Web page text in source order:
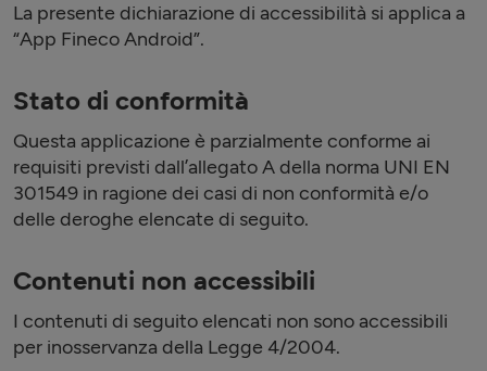
La presente dichiarazione di accessibilità si applica a
“App Fineco Android”.
Stato di conformità
Questa applicazione è parzialmente conforme ai
requisiti previsti dall’allegato A della norma UNI EN
301549 in ragione dei casi di non conformità e/o
delle deroghe elencate di seguito.
Contenuti non accessibili
I contenuti di seguito elencati non sono accessibili
per inosservanza della Legge 4/2004.